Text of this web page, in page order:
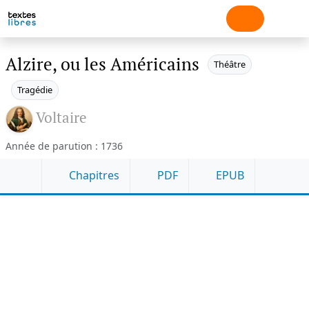
Alzire, ou les Américains Théâtre
Tragédie
Voltaire
Année de parution : 1736
Chapitres PDF EPUB